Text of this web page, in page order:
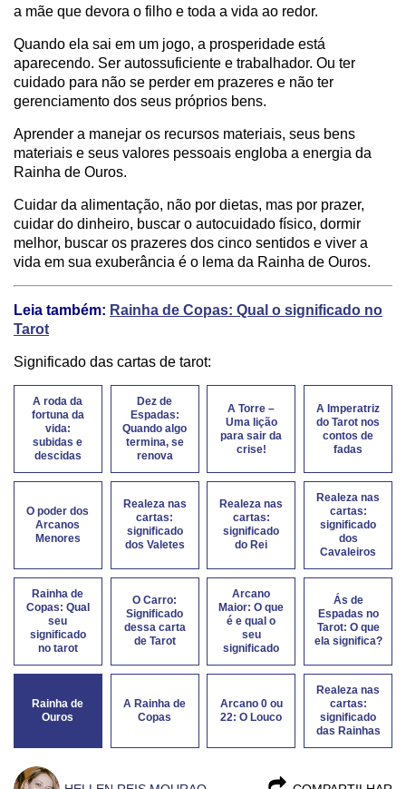
a mãe que devora o filho e toda a vida ao redor.
Quando ela sai em um jogo, a prosperidade está
aparecendo. Ser autossuficiente e trabalhador. Ou ter
cuidado para não se perder em prazeres e não ter
gerenciamento dos seus próprios bens.
Aprender a manejar os recursos materiais, seus bens
materiais e seus valores pessoais engloba a energia da
Rainha de Ouros.
Cuidar da alimentação, não por dietas, mas por prazer,
cuidar do dinheiro, buscar o autocuidado físico, dormir
melhor, buscar os prazeres dos cinco sentidos e viver a
vida em sua exuberância é o lema da Rainha de Ouros.
Leia também: Rainha de Copas: Qual o significado no
Tarot
Significado das cartas de tarot:
A roda da
fortuna da
vida:
subidas e
descidas
Dez de
Espadas:
Quando algo
termina, se
renova
A Torre –
Uma lição
para sair da
crise!
A Imperatriz
do Tarot nos
contos de
fadas
O poder dos
Arcanos
Menores
Realeza nas
cartas:
significado
dos Valetes
Realeza nas
cartas:
significado
do Rei
Realeza nas
cartas:
significado
dos
Cavaleiros
Rainha de
Copas: Qual
seu
significado
no tarot
O Carro:
Significado
dessa carta
de Tarot
Arcano
Maior: O que
é e qual o
seu
significado
Ás de
Espadas no
Tarot: O que
ela significa?
Rainha de
Ouros
A Rainha de
Copas
Arcano 0 ou
22: O Louco
Realeza nas
cartas:
significado
das Rainhas